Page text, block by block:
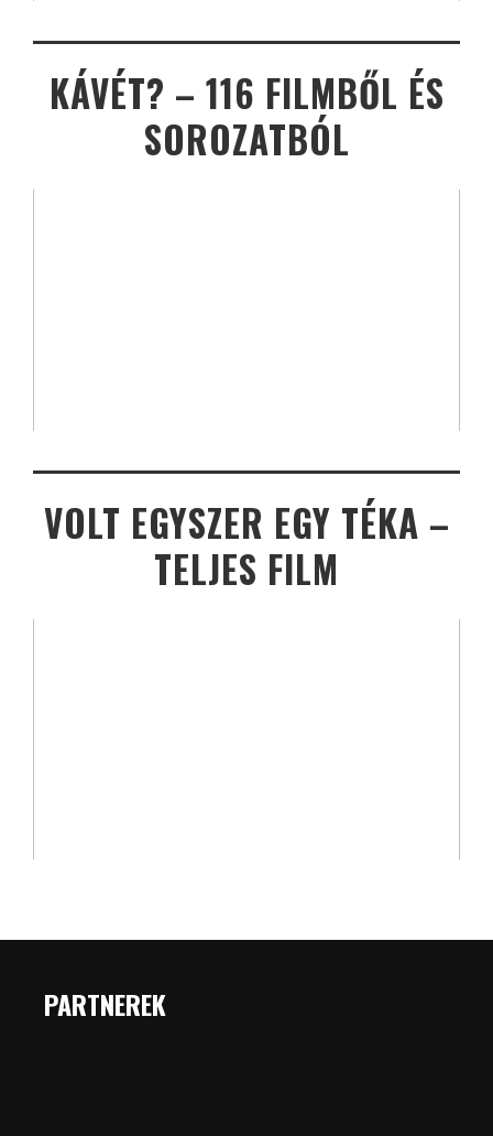
KÁVÉT? – 116 FILMBŐL ÉS
SOROZATBÓL
VOLT EGYSZER EGY TÉKA –
TELJES FILM
PARTNEREK